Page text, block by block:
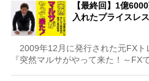
【最終回】1億
入れたプライスレ
2009年12月に発行された元FXト
『突然マルサがやって来た！～FX